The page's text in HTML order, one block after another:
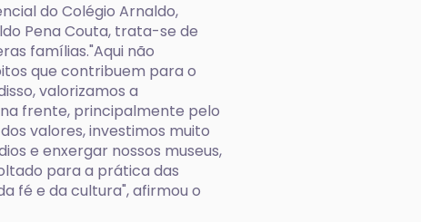
do Colégio Arnaldo,
Pena Couta, trata-se de
famílias."Aqui não
que contribuem para o
valorizamos a
frente, principalmente pelo
valores, investimos muito
e enxergar nossos museus,
para a prática das
fé e da cultura", afirmou o